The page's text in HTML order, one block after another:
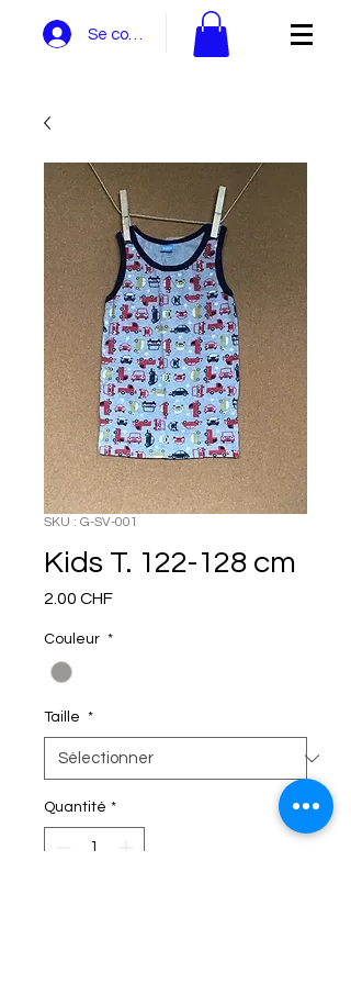
Se connecter
SKU : G-SV-001
Kids T. 122-128 cm
2.00 CHFPrix
Couleur *
Taille *
Quantité *